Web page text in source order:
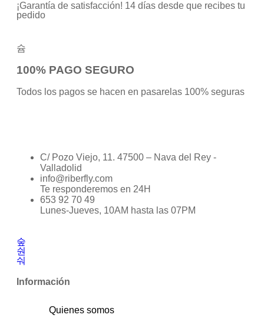
¡Garantía de satisfacción! 14 días desde que recibes tu
pedido
100% PAGO SEGURO
Todos los pagos se hacen en pasarelas 100% seguras
C/ Pozo Viejo, 11. 47500 – Nava del Rey -
Valladolid
info@riberfly.com
Te responderemos en 24H
653 92 70 49
Lunes-Jueves, 10AM hasta las 07PM
Información
Quienes somos